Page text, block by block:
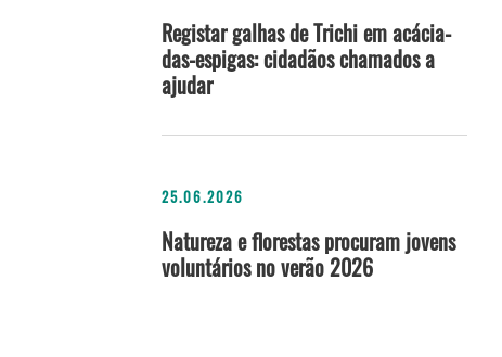
Registar galhas de Trichi em acácia-
das-espigas: cidadãos chamados a
ajudar
25.06.2026
Natureza e florestas procuram jovens
voluntários no verão 2026